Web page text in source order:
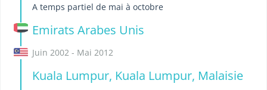
A temps partiel de mai à octobre
Emirats Arabes Unis
Juin 2002 - Mai 2012
Kuala Lumpur, Kuala Lumpur, Malaisie